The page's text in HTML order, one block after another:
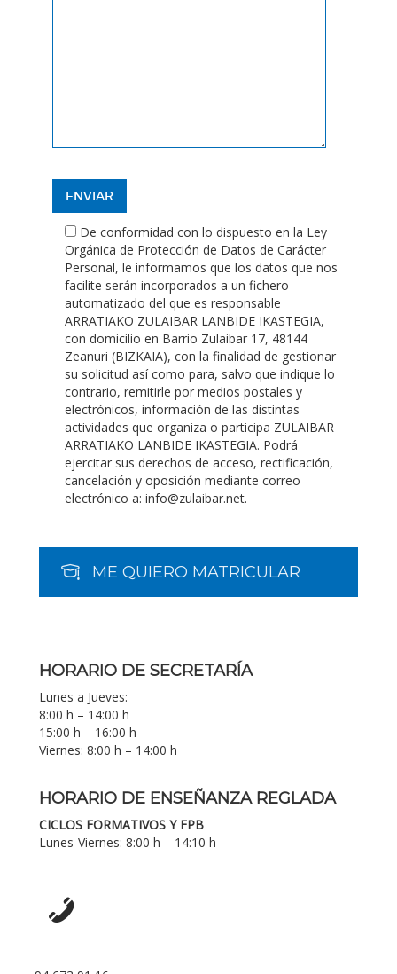
De conformidad con lo dispuesto en la Ley
Orgánica de Protección de Datos de Carácter
Personal, le informamos que los datos que nos
facilite serán incorporados a un fichero
automatizado del que es responsable
ARRATIAKO ZULAIBAR LANBIDE IKASTEGIA,
con domicilio en Barrio Zulaibar 17, 48144
Zeanuri (BIZKAIA), con la finalidad de gestionar
su solicitud así como para, salvo que indique lo
contrario, remitirle por medios postales y
electrónicos, información de las distintas
actividades que organiza o participa ZULAIBAR
ARRATIAKO LANBIDE IKASTEGIA. Podrá
ejercitar sus derechos de acceso, rectificación,
cancelación y oposición mediante correo
electrónico a: info@zulaibar.net.
ME QUIERO MATRICULAR
HORARIO DE SECRETARÍA
Lunes a Jueves:
8:00 h – 14:00 h
15:00 h – 16:00 h
Viernes: 8:00 h – 14:00 h
HORARIO DE ENSEÑANZA REGLADA
CICLOS FORMATIVOS Y FPB
Lunes-Viernes: 8:00 h – 14:10 h